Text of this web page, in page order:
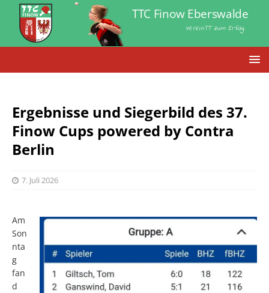
VereinTT zum Erfolg
TTC Finow Eberswalde
Ergebnisse und Siegerbild des 37.
Finow Cups powered by Contra
Berlin
7. Juli 2026
Am
Son
nta
g
fan
d